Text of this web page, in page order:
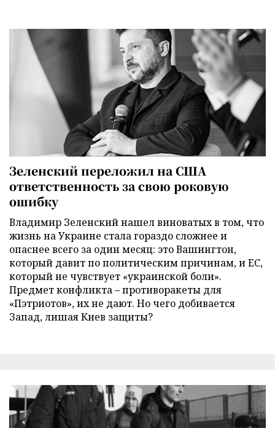
Зеленский переложил на США
ответственность за свою роковую
ошибку
Владимир Зеленский нашел виноватых в том, что
жизнь на Украине стала гораздо сложнее и
опаснее всего за один месяц: это Вашингтон,
который давит по политическим причинам, и ЕС,
который не чувствует «украинской боли».
Предмет конфликта – противоракеты для
«Пэтриотов», их не дают. Но чего добивается
Запад, лишая Киев защиты?